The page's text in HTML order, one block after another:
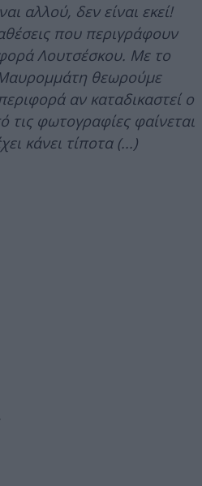
αλλού, δεν είναι εκεί!
που περιγράφουν
Λουτσέσκου. Με το
θεωρούμε
αν καταδικαστεί ο
τις φωτογραφίες φαίνεται
κάνει τίποτα (...)